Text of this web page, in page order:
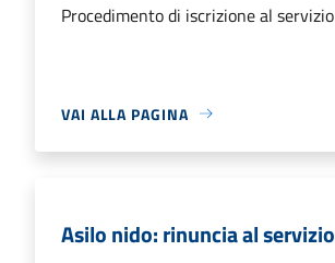
Procedimento di iscrizione al servizio
VAI ALLA PAGINA
Asilo nido: rinuncia al servizio